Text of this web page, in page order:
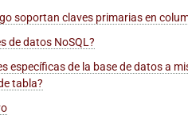
soportan claves primarias en
de datos NoSQL?
específicas de la base de datos a
tabla?